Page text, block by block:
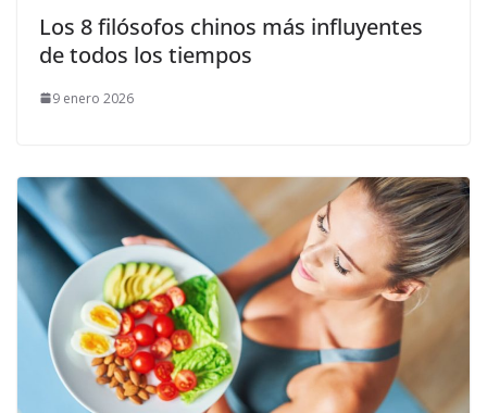
Los 8 filósofos chinos más influyentes
de todos los tiempos
9 enero 2026